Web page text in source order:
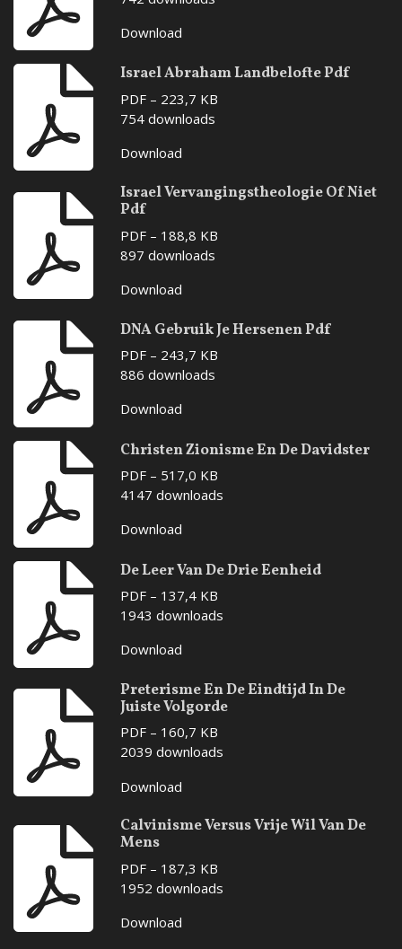
Download
Israel Abraham Landbelofte Pdf
PDF – 223,7 KB
754 downloads
Download
Israel Vervangingstheologie Of Niet
Pdf
PDF – 188,8 KB
897 downloads
Download
DNA Gebruik Je Hersenen Pdf
PDF – 243,7 KB
886 downloads
Download
Christen Zionisme En De Davidster
PDF – 517,0 KB
4147 downloads
Download
De Leer Van De Drie Eenheid
PDF – 137,4 KB
1943 downloads
Download
Preterisme En De Eindtijd In De
Juiste Volgorde
PDF – 160,7 KB
2039 downloads
Download
Calvinisme Versus Vrije Wil Van De
Mens
PDF – 187,3 KB
1952 downloads
Download